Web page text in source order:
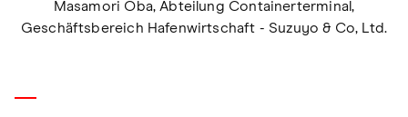
Masamori Oba, Abteilung Containerterminal,
Geschäftsbereich Hafenwirtschaft - Suzuyo & Co, Ltd.